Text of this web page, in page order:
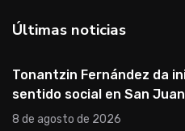
Últimas noticias
Tonantzin Fernández da
sentido social en San
8 de agosto de 2026